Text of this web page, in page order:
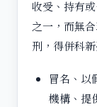
收受、持有
之一，而無
刑，得併科
冒名、以
機構、提